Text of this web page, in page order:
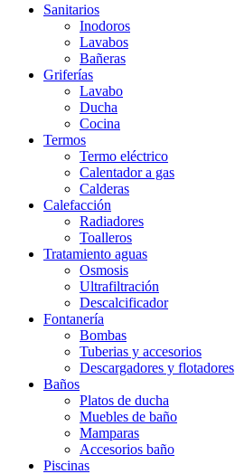
Sanitarios
Inodoros
Lavabos
Bañeras
Griferías
Lavabo
Ducha
Cocina
Termos
Termo eléctrico
Calentador a gas
Calderas
Calefacción
Radiadores
Toalleros
Tratamiento aguas
Osmosis
Ultrafiltración
Descalcificador
Fontanería
Bombas
Tuberias y accesorios
Descargadores y flotadores
Baños
Platos de ducha
Muebles de baño
Mamparas
Accesorios baño
Piscinas